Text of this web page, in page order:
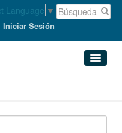
Language ▼
Iniciar Sesión